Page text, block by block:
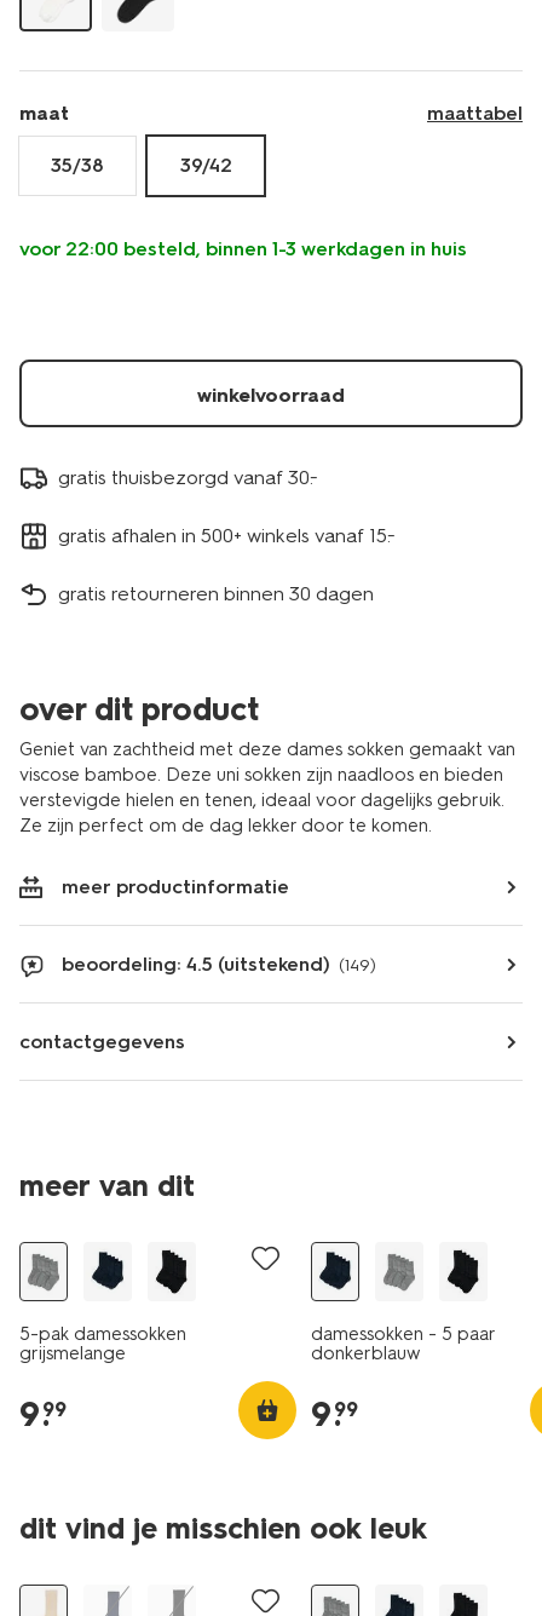
maat maattabel
35/38 39/42
voor 22:00 besteld, binnen 1-3 werkdagen in huis
winkelvoorraad
gratis thuisbezorgd vanaf 30.-
gratis afhalen in 500+ winkels vanaf 15.-
gratis retourneren binnen 30 dagen
over dit product
Geniet van zachtheid met deze dames sokken gemaakt van
viscose bamboe. Deze uni sokken zijn naadloos en bieden
verstevigde hielen en tenen, ideaal voor dagelijks gebruik.
Ze zijn perfect om de dag lekker door te komen.
meer productinformatie
beoordeling: 4.5 (uitstekend) (149)
contactgegevens
meer van dit
5 paar
5-pak damessokken
grijsmelange
9.
99
damessokken - 5 paar
donkerblauw
9.
99
dit vind je misschien ook leuk
2+1 gratis 5 paar